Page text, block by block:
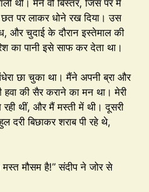
थी। मैंने वो बिस्तर, जिस पर मैं
पर लाकर धोने रख दिया। उस
और चुदाई के दौरान इस्तेमाल की
का पानी इसे साफ कर देता था।
छा चुका था। मैंने अपनी ब्रा और
हवा की सैर कराने का मन था। मेरी
थीं, और मैं मस्ती में थी। दूसरी
दरी बिछाकर शराब पी रहे थे,
मौसम है!” संदीप ने जोर से